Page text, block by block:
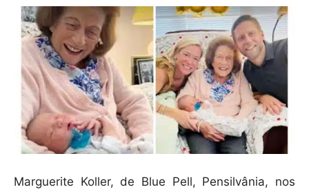
Marguerite Koller, de Blue Pell, Pensilvânia, nos